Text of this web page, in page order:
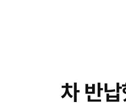
차 반